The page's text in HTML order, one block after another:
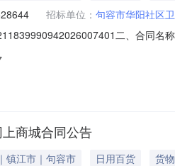
招标单位： 句容市华阳社区
二、合同名
有限公司地址：浙江省宁波市海曙
商城合同公告
镇江市｜句容市 日用百货
货物